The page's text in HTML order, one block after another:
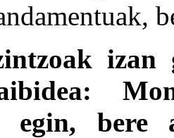
izan
egin, bere